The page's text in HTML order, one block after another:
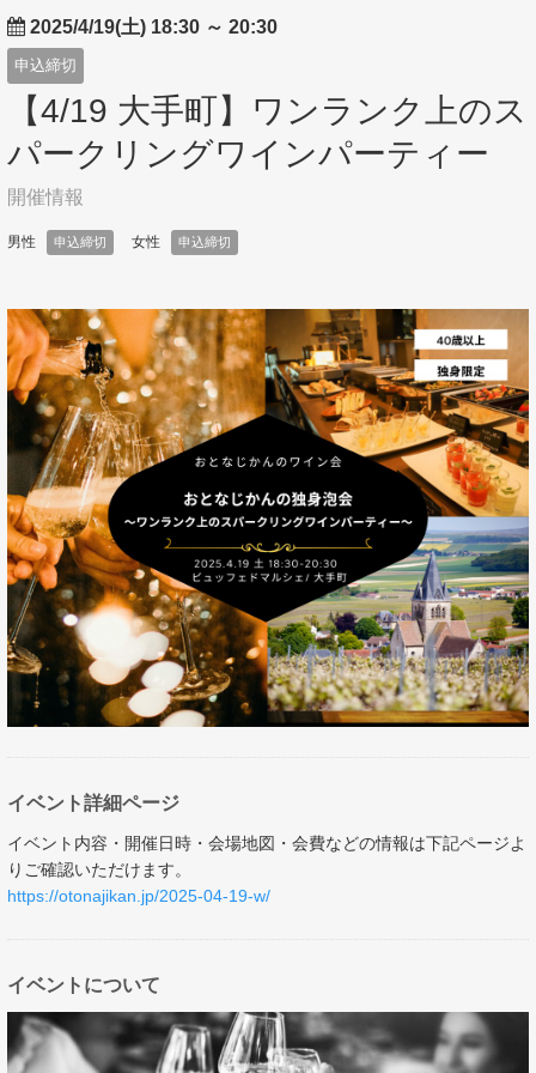
2025/4/19(土) 18:30 ～ 20:30
申込締切
【4/19 大手町】ワンランク上のス
パークリングワインパーティー
開催情報
男性 申込締切 女性 申込締切
イベント詳細ページ
イベント内容・開催日時・会場地図・会費などの情報は下記ページよ
りご確認いただけます。
https://otonajikan.jp/2025-04-19-w/
イベントについて